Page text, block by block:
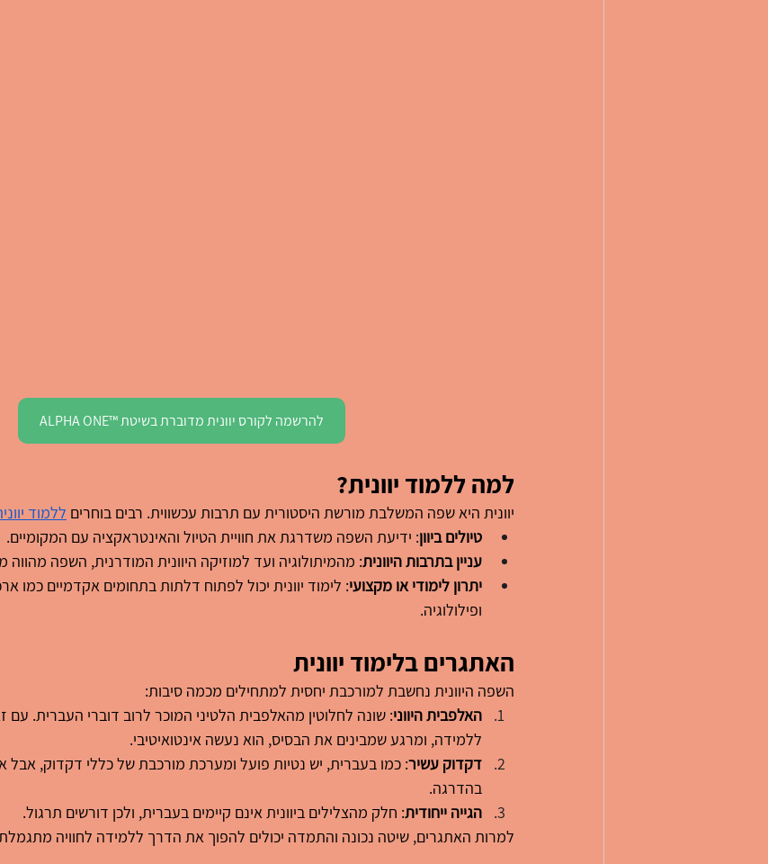
להרשמה לקורס יוונית מדוברת בשיטת ™ALPHA ONE
למה ללמוד יוונית?
יוונית היא שפה המשלבת מורשת היסטורית עם תרבות עכשווית. רבים בוחרים ללמוד
טיולים ביוון: ידיעת השפה משדרגת את חוויית הטיול והאינטראקציה עם המקומיים.
עניין בתרבות היוונית: מהמיתולוגיה ועד למוזיקה היוונית המודרנית, השפה
יתרון לימודי או מקצועי: לימוד יוונית יכול לפתוח דלתות בתחומים אקדמיים כמו
ופילולוגיה.
האתגרים בלימוד יוונית
השפה היוונית נחשבת למורכבת יחסית למתחילים מכמה סיבות:
האלפבית היווני: שונה לחלוטין מהאלפבית הלטיני המוכר לרוב דוברי העברית.
ללמידה, ומרגע שמבינים את הבסיס, הוא נעשה אינטואיטיבי.
דקדוק עשיר: כמו בעברית, יש נטיות פועל ומערכת מורכבת של כללי דקדוק, אבל
בהדרגה.
הגייה ייחודית: חלק מהצלילים ביוונית אינם קיימים בעברית, ולכן דורשים תרגול.
למרות האתגרים, שיטה נכונה והתמדה יכולים להפוך את הדרך ללמידה לחוויה